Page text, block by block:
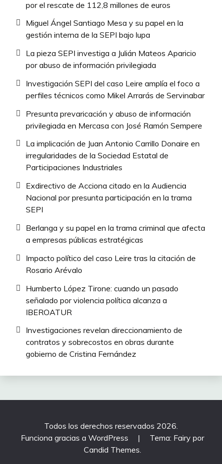
por el rescate de 112,8 millones de euros
Miguel Ángel Santiago Mesa y su papel en la
gestión interna de la SEPI bajo lupa
La pieza SEPI investiga a Julián Mateos Aparicio
por abuso de información privilegiada
Investigación SEPI del caso Leire amplía el foco a
perfiles técnicos como Mikel Arrarás de Servinabar
Presunta prevaricación y abuso de información
privilegiada en Mercasa con José Ramón Sempere
La implicación de Juan Antonio Carrillo Donaire en
irregularidades de la Sociedad Estatal de
Participaciones Industriales
Exdirectivo de Acciona citado en la Audiencia
Nacional por presunta participación en la trama
SEPI
Berlanga y su papel en la trama criminal que afecta
a empresas públicas estratégicas
Impacto político del caso Leire tras la citación de
Rosario Arévalo
Humberto López Tirone: cuando un pasado
señalado por violencia política alcanza a
IBEROATUR
Investigaciones revelan direccionamiento de
contratos y sobrecostos en obras durante
gobierno de Cristina Fernández
Todos los derechos reservados 2026.
Funciona gracias a WordPress
|
Tema: Fairy por
Candid Themes.